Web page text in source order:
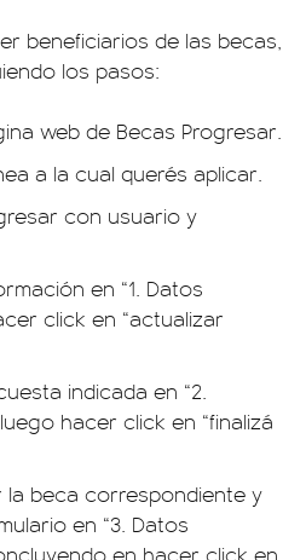
beneficiarios de las becas,
los pasos:
web de Becas Progresar.
a la cual querés aplicar.
con usuario y
en “1. Datos
click en “actualizar
indicada en “2.
hacer click en “finalizá
la beca correspondiente y
en “3. Datos
en hacer click en